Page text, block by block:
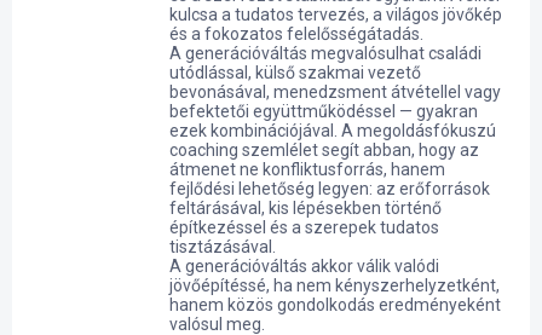
kulcsa a tudatos tervezés, a világos jövőkép
és a fokozatos felelősségátadás.
A generációváltás megvalósulhat családi
utódlással, külső szakmai vezető
bevonásával, menedzsment átvétellel vagy
befektetői együttműködéssel — gyakran
ezek kombinációjával. A megoldásfókuszú
coaching szemlélet segít abban, hogy az
átmenet ne konfliktusforrás, hanem
fejlődési lehetőség legyen: az erőforrások
feltárásával, kis lépésekben történő
építkezéssel és a szerepek tudatos
tisztázásával.
A generációváltás akkor válik valódi
jövőépítéssé, ha nem kényszerhelyzetként,
hanem közös gondolkodás eredményeként
valósul meg.